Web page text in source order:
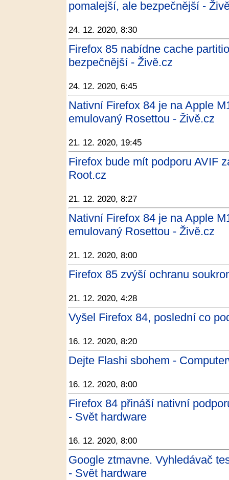
pomalejší, ale bezpečnější -
24. 12. 2020, 8:30
Firefox 85 nabídne cache
bezpečnější - Živě.cz
24. 12. 2020, 6:45
Nativní Firefox 84 je na Apple
emulovaný Rosettou - Živě.cz
21. 12. 2020, 19:45
Firefox bude mít podporu AVIF
Root.cz
21. 12. 2020, 8:27
Nativní Firefox 84 je na Apple
emulovaný Rosettou - Živě.cz
21. 12. 2020, 8:00
Firefox 85 zvýší ochranu
21. 12. 2020, 4:28
Vyšel Firefox 84, poslední co
16. 12. 2020, 8:20
Dejte Flashi sbohem -
16. 12. 2020, 8:00
Firefox 84 přináší nativní
- Svět hardware
16. 12. 2020, 8:00
Google ztmavne. Vyhledávač
- Svět hardware